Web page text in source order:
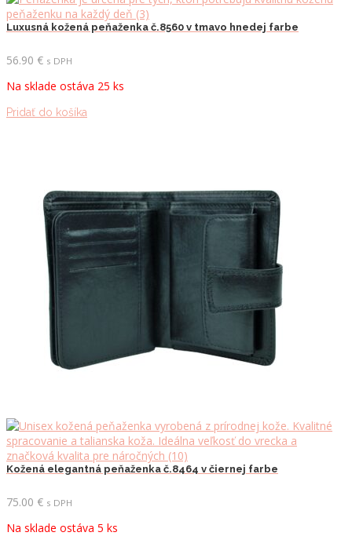
Luxusná kožená peňaženka č.8560 v tmavo hnedej farbe
56.90 € s DPH
Na sklade ostáva 25 ks
Pridať do košíka
Kožená elegantná peňaženka č.8464 v čiernej farbe
75.00 € s DPH
Na sklade ostáva 5 ks